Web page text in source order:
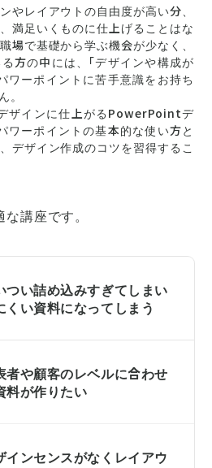
やレイアウトの自由度が高い分、
満足いくものに仕上げることはな
場で基礎から学ぶ機会が少なく、
方の中には、「デザインや構成が
ワーポイントに苦手意識をお持ち
。
ザインに仕上がるPowerPointデ
ワーポイントの基本的な使い方と
デザイン作成のコツを習得するこ
講座です。
つい詰め込みすぎてしまい
くい資料になってしまう
者や顧客のレベルに合わせ
料が作りたい
インセンスがなくレイアウ